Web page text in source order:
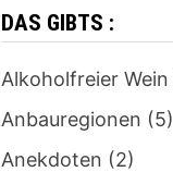
DAS GIBTS :
Alkoholfreier Wein
Anbauregionen (5)
Anekdoten (2)